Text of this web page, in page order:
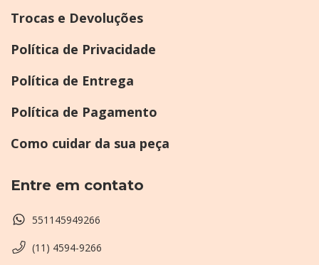
Trocas e Devoluções
Política de Privacidade
Política de Entrega
Política de Pagamento
Como cuidar da sua peça
Entre em contato
551145949266
(11) 4594-9266